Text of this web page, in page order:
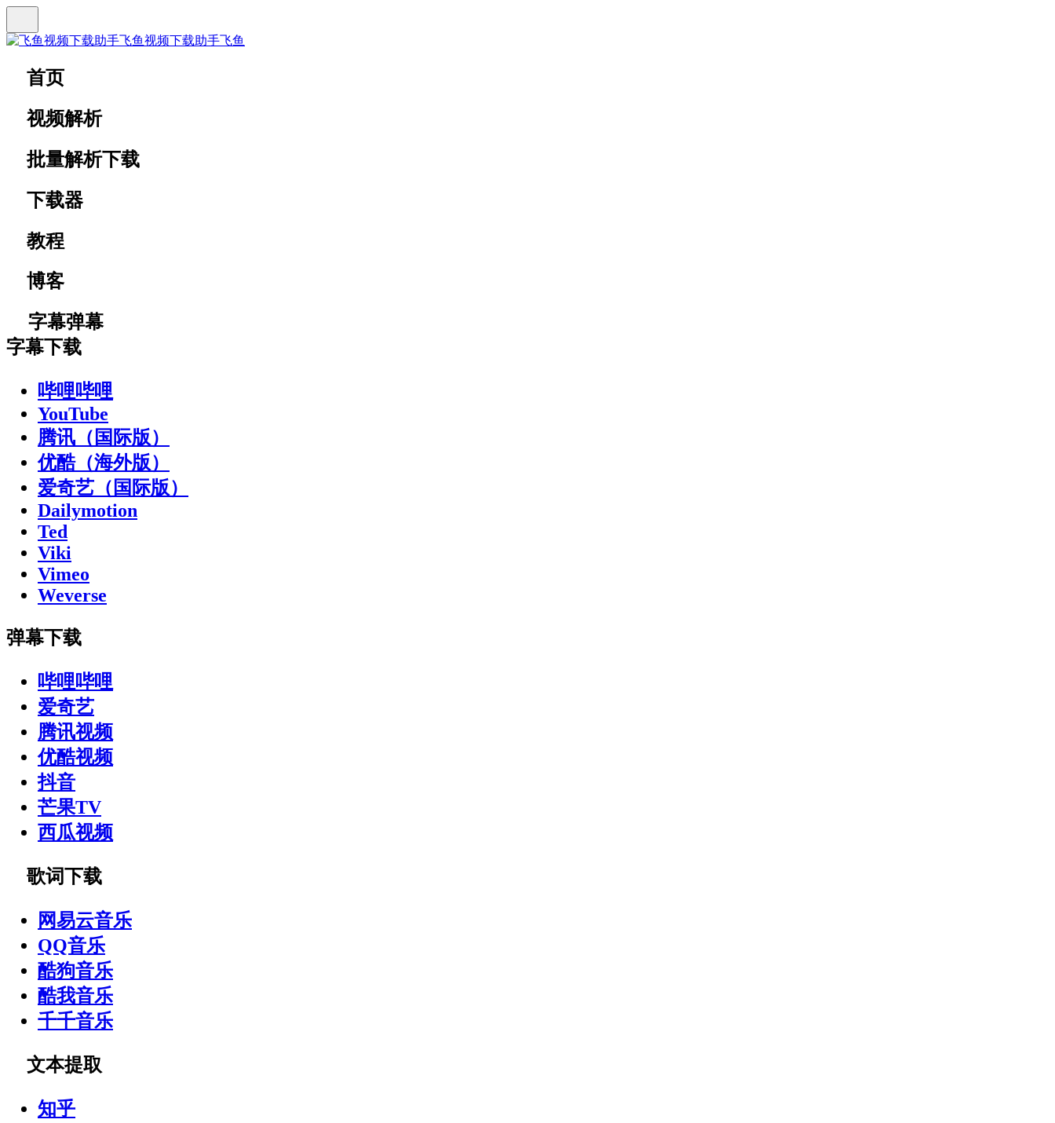
飞鱼视频下载助手飞鱼
首页
视频解析
批量解析下载
下载器
教程
博客
字幕弹幕
字幕下载
哔哩哔哩
YouTube
腾讯（国际版）
优酷（海外版）
爱奇艺（国际版）
Dailymotion
Ted
Viki
Vimeo
Weverse
弹幕下载
哔哩哔哩
爱奇艺
腾讯视频
优酷视频
抖音
芒果TV
西瓜视频
歌词下载
网易云音乐
QQ音乐
酷狗音乐
酷我音乐
千千音乐
文本提取
知乎